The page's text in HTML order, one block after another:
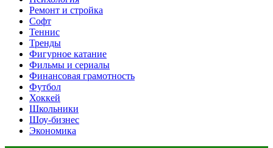
Ремонт и стройка
Софт
Теннис
Тренды
Фигурное катание
Фильмы и сериалы
Финансовая грамотность
Футбол
Хоккей
Школьники
Шоу-бизнес
Экономика